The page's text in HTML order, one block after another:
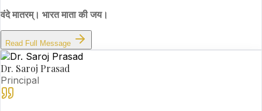
वंदे मातरम्। भारत माता की जय।
Read Full Message
Dr. Saroj Prasad
Principal